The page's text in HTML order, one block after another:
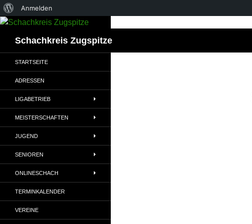
Über
WordPress
Anmelden
Zum
springenSchachkreis Zugspitze
STARTSEITE
ADRESSEN
LIGABETRIEB
MEISTERSCHAFTEN
JUGEND
SENIOREN
ONLINESCHACH
TERMINKALENDER
VEREINE